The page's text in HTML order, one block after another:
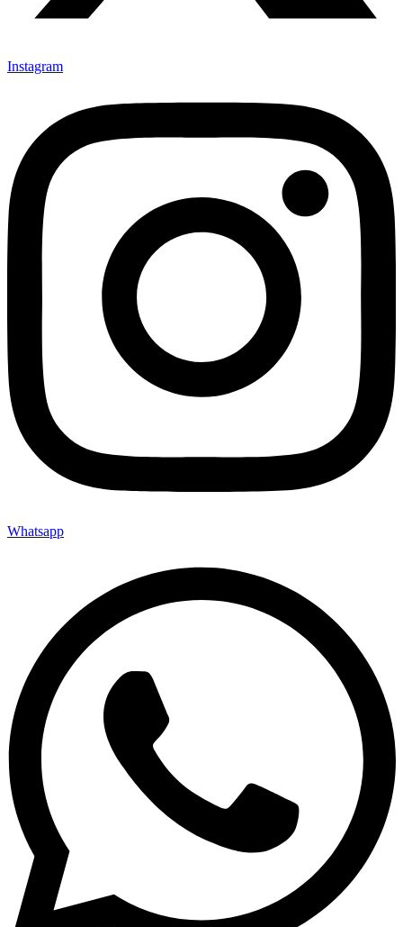
Instagram
Whatsapp